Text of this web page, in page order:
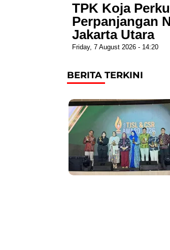
TPK Koja
Perpanjangan
Jakarta Utara
Friday, 7 August 2026 - 14:20
BERITA TERKINI